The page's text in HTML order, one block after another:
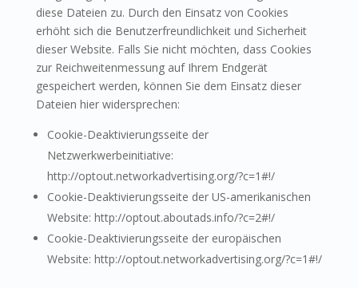
diese Dateien zu. Durch den Einsatz von Cookies
erhöht sich die Benutzerfreundlichkeit und Sicherheit
dieser Website. Falls Sie nicht möchten, dass Cookies
zur Reichweitenmessung auf Ihrem Endgerät
gespeichert werden, können Sie dem Einsatz dieser
Dateien hier widersprechen:
Cookie-Deaktivierungsseite der
Netzwerkwerbeinitiative:
http://optout.networkadvertising.org/?c=1#!/
Cookie-Deaktivierungsseite der US-amerikanischen
Website: http://optout.aboutads.info/?c=2#!/
Cookie-Deaktivierungsseite der europäischen
Website: http://optout.networkadvertising.org/?c=1#!/